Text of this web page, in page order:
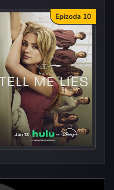
Epizoda 10
The Bedrooms of Our